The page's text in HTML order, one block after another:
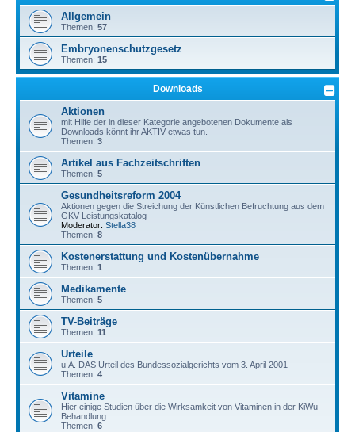
Allgemein
Themen: 57
Embryonenschutzgesetz
Themen: 15
Downloads
Aktionen
mit Hilfe der in dieser Kategorie angebotenen Dokumente als
Downloads könnt ihr AKTIV etwas tun.
Themen: 3
Artikel aus Fachzeitschriften
Themen: 5
Gesundheitsreform 2004
Aktionen gegen die Streichung der Künstlichen Befruchtung aus dem
GKV-Leistungskatalog
Moderator: Stella38
Themen: 8
Kostenerstattung und Kostenübernahme
Themen: 1
Medikamente
Themen: 5
TV-Beiträge
Themen: 11
Urteile
u.A. DAS Urteil des Bundessozialgerichts vom 3. April 2001
Themen: 4
Vitamine
Hier einige Studien über die Wirksamkeit von Vitaminen in der KiWu-
Behandlung.
Themen: 6